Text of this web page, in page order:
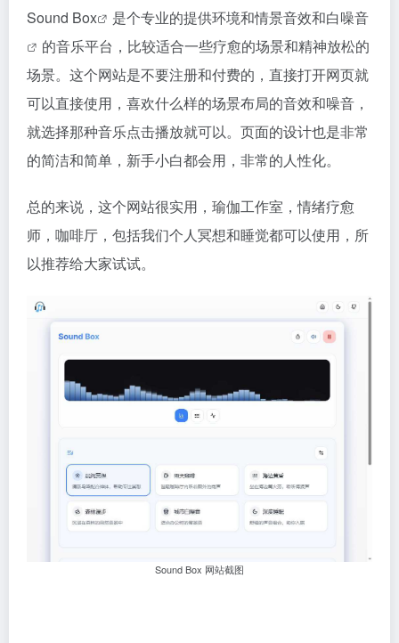
Sound Box 是个专业的提供环境和情景音效和白噪音
的音乐平台，比较适合一些疗愈的场景和精神放松的
场景。这个网站是不要注册和付费的，直接打开网页就
可以直接使用，喜欢什么样的场景布局的音效和噪音，
就选择那种音乐点击播放就可以。页面的设计也是非常
的简洁和简单，新手小白都会用，非常的人性化。
总的来说，这个网站很实用，瑜伽工作室，情绪疗愈
师，咖啡厅，包括我们个人冥想和睡觉都可以使用，所
以推荐给大家试试。
Sound Box 网站截图